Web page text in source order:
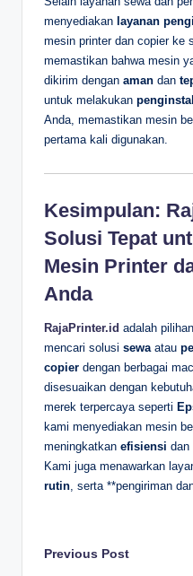
menyediakan layanan
mesin printer dan copier ke
memastikan bahwa mesin
dikirim dengan aman dan
untuk melakukan
Anda, memastikan mesin
pertama kali digunakan.
Kesimpulan:
Solusi Tepat
Mesin Printer
Anda
RajaPrinter.id adalah
mencari solusi sewaatau
copier dengan berbagai
disesuaikan dengan
merek terpercaya seperti
kami menyediakan mesin
meningkatkan efisiensi dan
Kami juga menawarkan
rutin, serta **pengiriman
Post
Previous Post